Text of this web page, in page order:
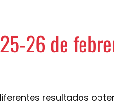
26 de
resultados